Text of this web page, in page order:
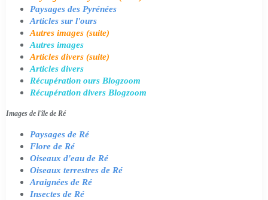
Paysages des Pyrénées
Articles sur l'ours
Autres images (suite)
Autres images
Articles divers (suite)
Articles divers
Récupération ours Blogzoom
Récupération divers Blogzoom
Images de l'île de Ré
Paysages de Ré
Flore de Ré
Oiseaux d'eau de Ré
Oiseaux terrestres de Ré
Araignées de Ré
Insectes de Ré